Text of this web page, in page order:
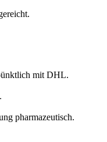
mit DHL.
.
pharmazeutisch.